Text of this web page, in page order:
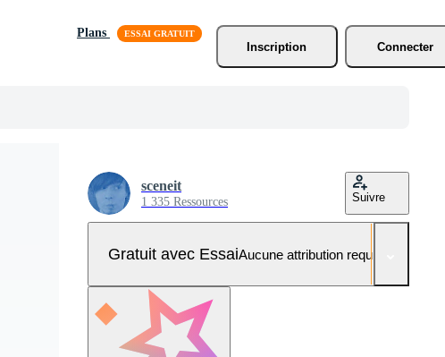
Plans
Inscription
Connecter
sceneit
1 335 Ressources Suivre
Gratuit avec EssaiAucune attribution requise